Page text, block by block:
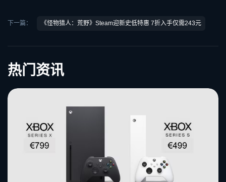
下一篇： 《怪物猎人：荒野》Steam迎新史低特惠 7折入手仅需243元
热门资讯